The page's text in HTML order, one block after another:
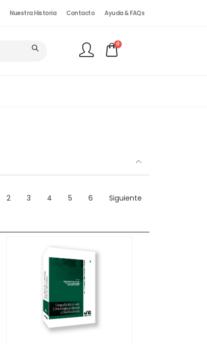
Nuestra Historia Contacto Ayuda & FAQs
0
2 3 4 5 6 Siguiente